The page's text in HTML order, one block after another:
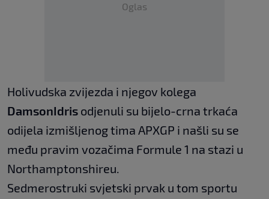
Oglas
Holivudska zvijezda i njegov kolega
DamsonIdris odjenuli su bijelo-crna trkaća
odijela izmišljenog tima APXGP i našli su se
među pravim vozačima Formule 1 na stazi u
Northamptonshireu.
Sedmerostruki svjetski prvak u tom sportu